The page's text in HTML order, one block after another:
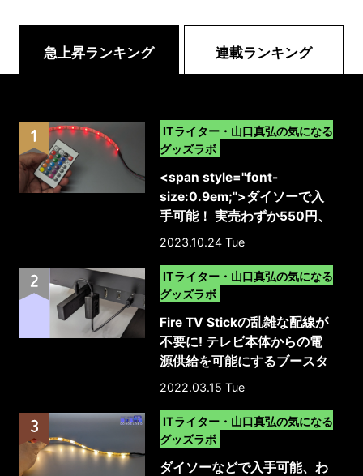
急上昇ランキング
ITライター・山口真弘の気になる
グッズラボ
<span style="font-
size:0.9em;">ダイソーで入
手可能！ 実売わずか550円、
リモコン添付で明るさ調整や
の格安テープライト（上位バ
ージョンの新製品）</span>
2023.10.24 Tue
ITライター・山口真弘の気になる
グッズラボ
Fire TV Stickの乱雑な配線が
不要に! テレビ本体からの電
源供給を可能にするブースタ
ーケーブル
2022.03.15 Tue
ITライター・山口真弘の気になる
グッズラボ
ダイソーなどで入手可能、わ
連載ランキング